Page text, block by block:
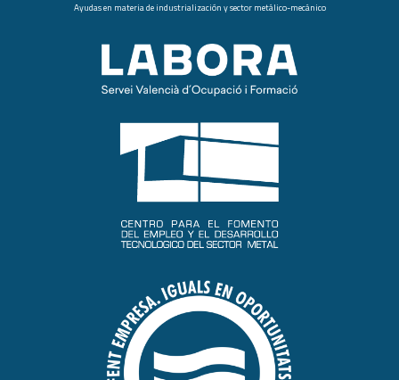
Ayudas en materia de industrialización y sector metálico-mecánico